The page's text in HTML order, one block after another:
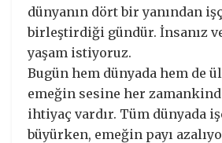
dünyanın dört bir yanından
birleştirdiği gündür. İnsanız
yaşam istiyoruz.
Bugün hem dünyada hem de
emeğin sesine her
ihtiyaç vardır. Tüm dünyada
büyürken, emeğin payı